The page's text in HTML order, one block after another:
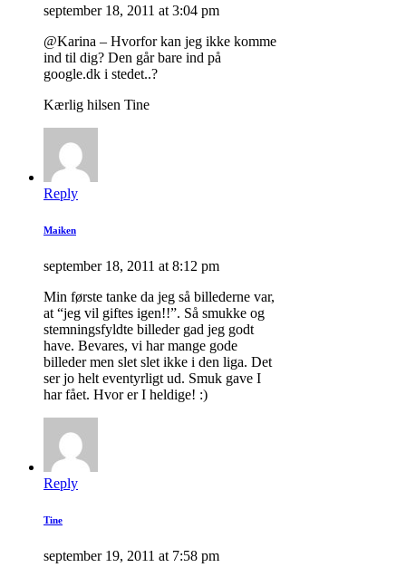
september 18, 2011 at 3:04 pm
@Karina – Hvorfor kan jeg ikke komme
ind til dig? Den går bare ind på
google.dk i stedet..?
Kærlig hilsen Tine
Reply
Maiken
september 18, 2011 at 8:12 pm
Min første tanke da jeg så billederne var,
at “jeg vil giftes igen!!”. Så smukke og
stemningsfyldte billeder gad jeg godt
have. Bevares, vi har mange gode
billeder men slet slet ikke i den liga. Det
ser jo helt eventyrligt ud. Smuk gave I
har fået. Hvor er I heldige! :)
Reply
Tine
september 19, 2011 at 7:58 pm